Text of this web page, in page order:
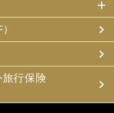
客様の氏名、パスポー
係る個人データを、予
って提供いたします。
情報をお伺いすること
様に疾病等があった場
と当社が認めた場合に
、連絡先の方の個人情
連絡先の方の同意を得
行保険